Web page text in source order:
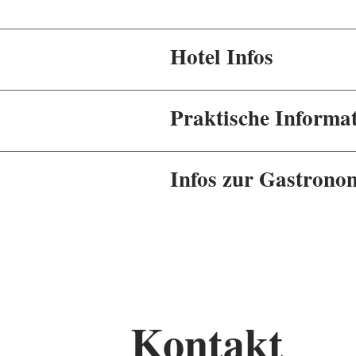
Hotel Infos
Praktische
Infos zur
Kontakt